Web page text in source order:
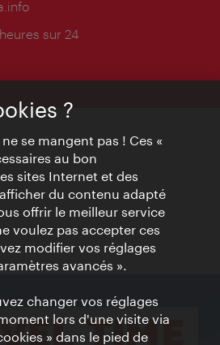
sur 24
privée
?
se mangent pas ! Ces «
au bon
sites Internet et des
du contenu adapté
offrir le meilleur service
voulez pas accepter ces
modifier vos réglages
avancés ».
changer vos réglages
lors d'une visite via
» dans le pied de